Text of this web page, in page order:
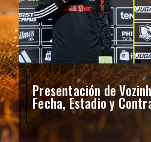
Presentación de
Fecha, Estadio y